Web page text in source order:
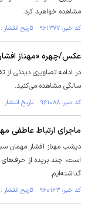
مشاهده خواهید کرد.
کد خبر: ۹۶۱۳۷۷ تاریخ انتشار : ۱۴۰۳/۱۰/۱۶
عکس/چهره «مهناز افشار و
سالگی مشاهده می‌کنید.
کد خبر: ۹۶۱۰۸۸ تاریخ انتشار : ۱۴۰۳/۱۰/۱۴
ماجرای ارتباط عاطفی
دیشب مهناز افشار مهمان
است، چند بریده از
گذاشته‌ایم.
کد خبر: ۹۶۰۱۶۳ تاریخ انتشار : ۱۴۰۳/۱۰/۱۰